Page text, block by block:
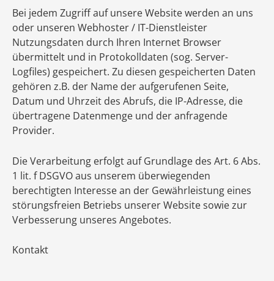
Bei jedem Zugriff auf unsere Website werden an uns
oder unseren Webhoster / IT-Dienstleister
Nutzungsdaten durch Ihren Internet Browser
übermittelt und in Protokolldaten (sog. Server-
Logfiles) gespeichert. Zu diesen gespeicherten Daten
gehören z.B. der Name der aufgerufenen Seite,
Datum und Uhrzeit des Abrufs, die IP-Adresse, die
übertragene Datenmenge und der anfragende
Provider.
Die Verarbeitung erfolgt auf Grundlage des Art. 6 Abs.
1 lit. f DSGVO aus unserem überwiegenden
berechtigten Interesse an der Gewährleistung eines
störungsfreien Betriebs unserer Website sowie zur
Verbesserung unseres Angebotes.
Kontakt